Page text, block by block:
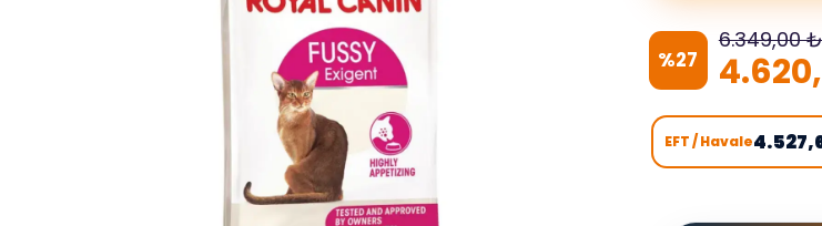
%27
6.349,00 ₺
EFT / Havale